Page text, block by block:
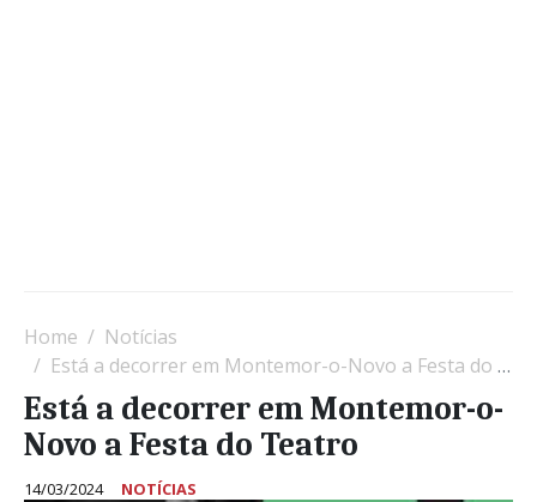
Home
Notícias
Está a decorrer em Montemor-o-Novo a Festa do Teatro
Está a decorrer em Montemor-o-
Novo a Festa do Teatro
14/03/2024 NOTÍCIAS